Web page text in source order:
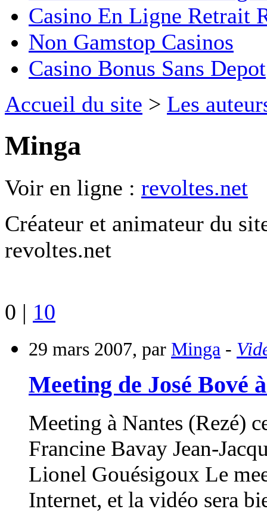
Casino En Ligne Retrait
Non Gamstop Casinos
Casino Bonus Sans Depot
Accueil du site > Les
Minga
Voir en ligne : revoltes.net
Créateur et animateur du
revoltes.net
0 | 10
29 mars 2007, par Minga -
Meeting de José Bové
Meeting à Nantes (Rezé)
Francine Bavay Jean-
Lionel Gouésigoux Le
Internet, et la vidéo sera